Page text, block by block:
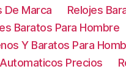
De Marca
Relojes
Baratos Para Hombre
Y Baratos Para
Precios